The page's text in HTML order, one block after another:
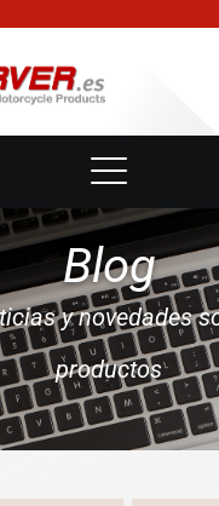
Blog
y novedades
productos